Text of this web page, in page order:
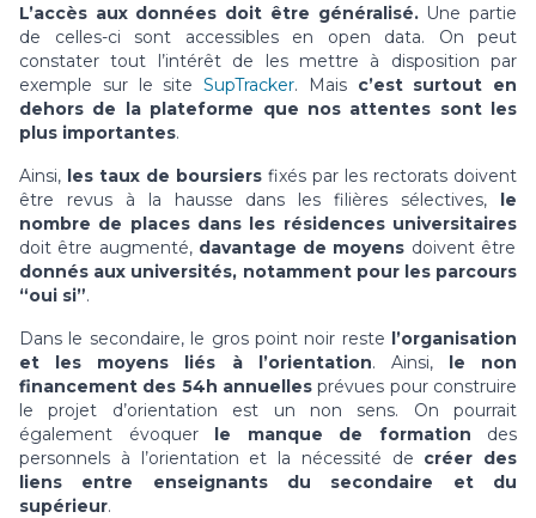
L’accès aux données doit être généralisé.Une partie
de celles-ci sont accessibles en open data. On peut
constater tout l’intérêt de les mettre à disposition par
exemple sur le site SupTracker. Mais c’est surtout en
dehors de la plateforme que nos attentes sont les
plus importantes.
Ainsi, les taux de boursiers fixés par les rectorats doivent
être revus à la hausse dans les filières sélectives, le
nombre de places dans les résidences universitaires
doit être augmenté, davantage de moyens doivent être
donnés aux universités, notamment pour les parcours
“oui si”.
Dans le secondaire, le gros point noir reste l’organisation
et les moyens liés à l’orientation. Ainsi, le non
financement des 54h annuelles prévues pour construire
le projet d’orientation est un non sens. On pourrait
également évoquer le manque de formation des
personnels à l’orientation et la nécessité de créer des
liens entre enseignants du secondaire et du
supérieur.